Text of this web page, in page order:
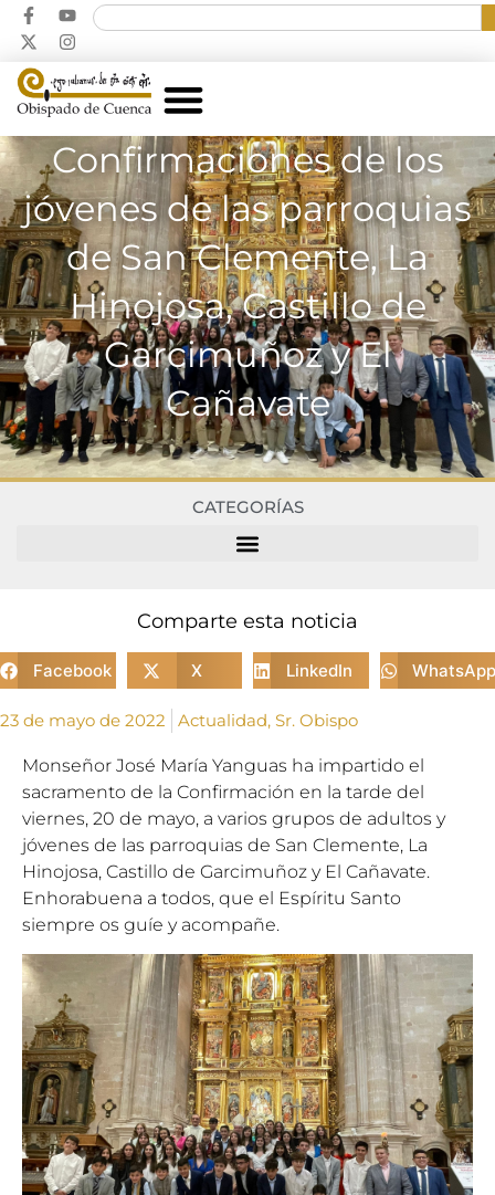
Confirmaciones de los
jóvenes de las parroquias
de San Clemente, La
Hinojosa, Castillo de
Garcimuñoz y El
Cañavate
CATEGORÍAS
Comparte esta noticia
Facebook X LinkedIn WhatsApp
23 de mayo de 2022 Actualidad, Sr. Obispo
Monseñor José María Yanguas ha impartido el
sacramento de la Confirmación en la tarde del
viernes, 20 de mayo, a varios grupos de adultos y
jóvenes de las parroquias de San Clemente, La
Hinojosa, Castillo de Garcimuñoz y El Cañavate.
Enhorabuena a todos, que el Espíritu Santo
siempre os guíe y acompañe.